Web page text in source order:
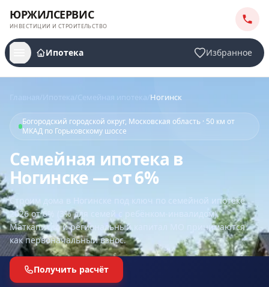
ЮРЖИЛСЕРВИС
ИНВЕСТИЦИИ И СТРОИТЕЛЬСТВО
Ипотека Избранное
Ипотека Семейная ипотека/Ногинск
Богородский городской округ, Московская область · 50 км от
МКАД по Горьковскому шоссе
Семейная ипотека в
Ногинске — от 6%
Строим дома в Ногинске под ключ по семейной ипотеке
2026 от 6% (3% для семей с ребёнком-инвалидом).
Маткапитал и региональный капитал МО принимаются
как первоначальный взнос.
Получить расчёт